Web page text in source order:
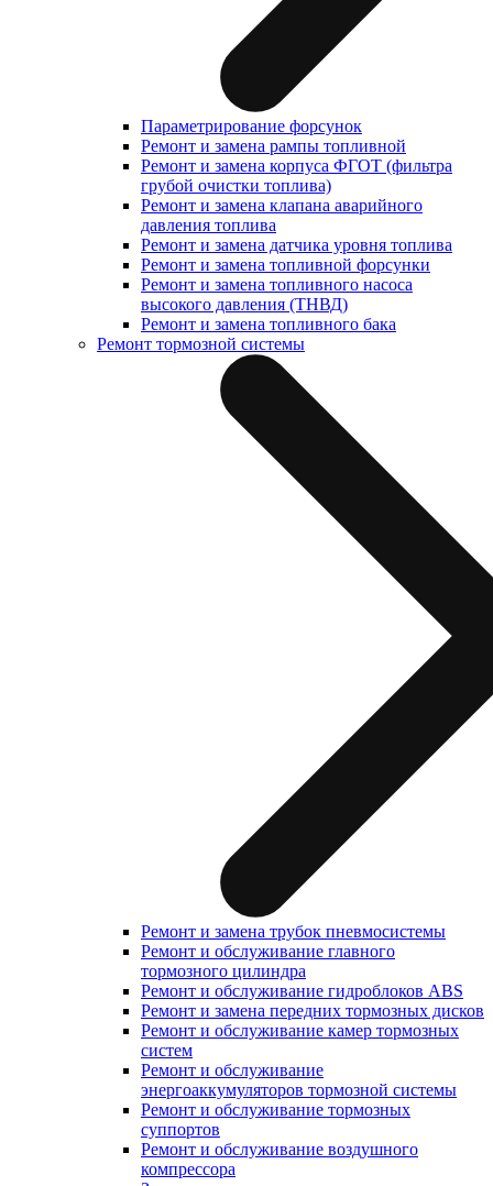
Параметрирование форсунок
Ремонт и замена рампы топливной
Ремонт и замена корпуса ФГОТ (фильтра
грубой очистки топлива)
Ремонт и замена клапана аварийного
давления топлива
Ремонт и замена датчика уровня топлива
Ремонт и замена топливной форсунки
Ремонт и замена топливного насоса
высокого давления (ТНВД)
Ремонт и замена топливного бака
Ремонт тормозной системы
Ремонт и замена трубок пневмосистемы
Ремонт и обслуживание главного
тормозного цилиндра
Ремонт и обслуживание гидроблоков ABS
Ремонт и замена передних тормозных дисков
Ремонт и обслуживание камер тормозных
систем
Ремонт и обслуживание
энергоаккумуляторов тормозной системы
Ремонт и обслуживание тормозных
суппортов
Ремонт и обслуживание воздушного
компрессора